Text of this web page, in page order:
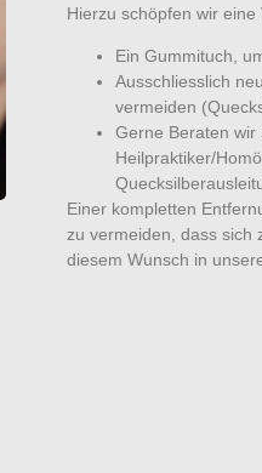
Hierzu schöpfen wir
Ein Gummituch,
Ausschliesslich
vermeiden
Gerne Beraten wir
Heilpraktiker/
Einer kompletten
zu vermeiden, dass sich
diesem Wunsch in